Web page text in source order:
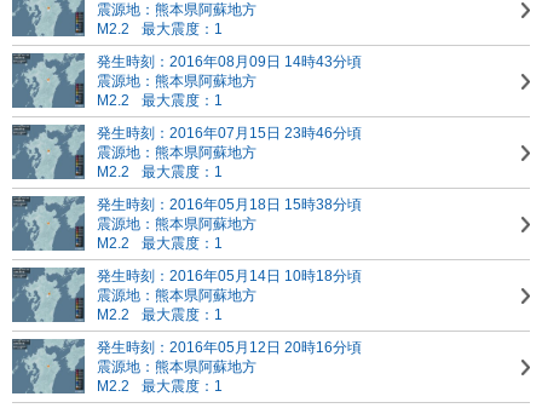
震源地：熊本県阿蘇地方
M2.2
最大震度：1
発生時刻：2016年08月09日 14時43分頃
震源地：熊本県阿蘇地方
M2.2
最大震度：1
発生時刻：2016年07月15日 23時46分頃
震源地：熊本県阿蘇地方
M2.2
最大震度：1
発生時刻：2016年05月18日 15時38分頃
震源地：熊本県阿蘇地方
M2.2
最大震度：1
発生時刻：2016年05月14日 10時18分頃
震源地：熊本県阿蘇地方
M2.2
最大震度：1
発生時刻：2016年05月12日 20時16分頃
震源地：熊本県阿蘇地方
M2.2
最大震度：1